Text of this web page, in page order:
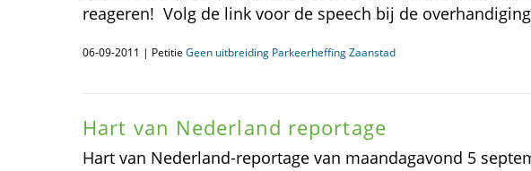
reageren! Volg de link voor de speech bij de
06-09-2011 | Petitie Geen uitbreiding Parkeerheffing Zaanstad
Hart van Nederland reportage
Hart van Nederland-reportage van maandagavond 5